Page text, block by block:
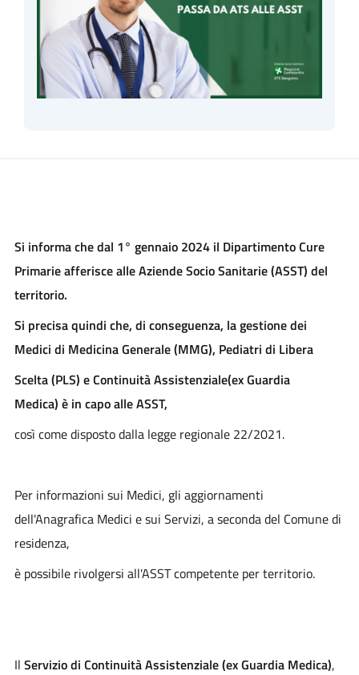
Si informa che dal 1° gennaio 2024 il Dipartimento Cure
Primarie afferisce alle Aziende Socio Sanitarie (ASST) del
territorio.
Si precisa quindi che, di conseguenza, la gestione dei
Medici di Medicina Generale (MMG), Pediatri di Libera
Scelta (PLS) e Continuità Assistenziale(ex Guardia
Medica) è in capo alle ASST,
così come disposto dalla legge regionale 22/2021.
Per informazioni sui Medici, gli aggiornamenti
dell'Anagrafica Medici e sui Servizi, a seconda del Comune di
residenza,
è possibile rivolgersi all'ASST competente per territorio.
Il Servizio di Continuità Assistenziale (ex Guardia Medica),